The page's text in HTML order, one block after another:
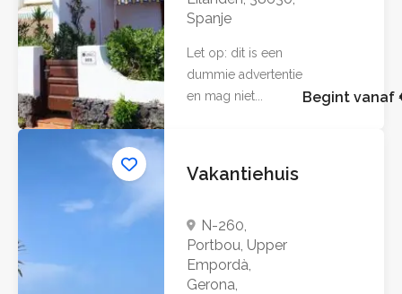
Spanje
Let op: dit is een
dummie advertentie
en mag niet...
Begint vanaf
Vakantiehuis
N-260,
Portbou, Upper
Empordà,
Gerona,